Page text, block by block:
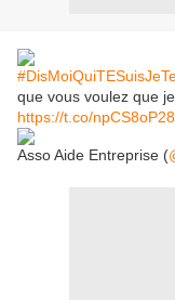
que vous voulez que
https://t.co/
Asso Aide Entreprise (